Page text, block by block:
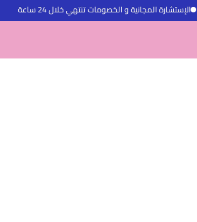
الإستشارة المجانية و الخصومات تنتهي خلال 24 ساعة